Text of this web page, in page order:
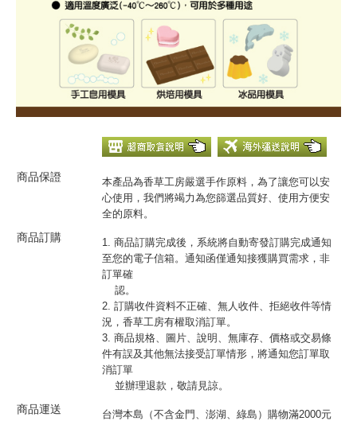
商品保證
本產品為香草工房嚴選手作原料，為了讓您可以安
心使用，我們將竭力為您篩選品質好、使用方便安
全的原料。
商品訂購
1. 商品訂購完成後，系統將自動寄發訂購完成通知
至您的電子信箱。通知函僅通知接獲購買需求，非
訂單確
認。
2. 訂購收件資料不正確、無人收件、拒絕收件等情
況，香草工房有權取消訂單。
3. 商品規格、圖片、說明、無庫存、價格或交易條
件有誤及其他無法接受訂單情形，將通知您訂單取
消訂單
並辦理退款，敬請見諒。
商品運送
台灣本島（不含金門、澎湖、綠島）購物滿2000元